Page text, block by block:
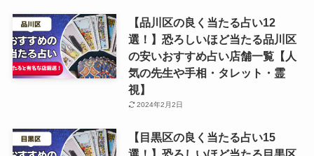
【品川区の良く当たる占い12
選！】恐ろしいほど当たる品川区
の安いおすすめ占い店舗一覧【人
気の先生や手相・タレット・霊
視】
2024年2月2日
【目黒区の良く当たる占い15